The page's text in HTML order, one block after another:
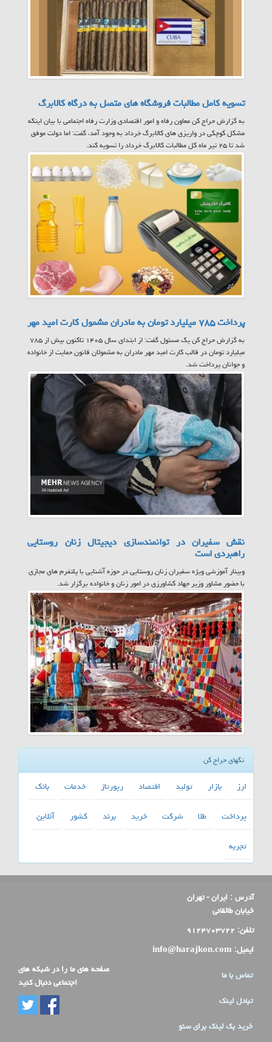
تسویه کامل مطالبات فروشگاه های متصل به درگاه کالابرگ
به گزارش حراج کن معاون رفاه و امور اقتصادی وزارت رفاه اجتماعی با بیان اینکه
مشکل کوچکی در واریزی های کالابرگ خرداد به وجود آمد، گفت: اما دولت موفق
شد تا ۲۵ تیر ماه کل مطالبات کالابرگ خرداد را تسویه کند.
پرداخت ۷۸۵ میلیارد تومان به مادران مشمول کارت امید مهر
به گزارش حراج کن یک مسئول گفت: از ابتدای سال ۱۴۰۵ تاکنون بیش از ۷۸۵
میلیارد تومان در قالب کارت امید مهر مادران به مشمولان قانون حمایت از خانواده
و جوانان پرداخت شد.
نقش سفیران در توانمندسازی دیجیتال زنان روستایی
راهبردی است
وبینار آموزشی ویژه سفیران زنان روستایی در حوزه آشنایی با پلتفرم های مجازی
با حضور مشاور وزیر جهاد کشاورزی در امور زنان و خانواده برگزار شد.
تگهای حراج کن
ارز بازار تولید اقتصاد رپورتاژ خدمات
بانك
پرداخت
طلا شركت خرید برند كشور
آنلاین
تجربه
آدرس : ایران - تهران
خیابان طالقانی
تلفن: ۹۱۲۴۷۰۳۷۲۲
ایمیل: info@harajkon.com
تماس با ما
تبادل لینک
خرید بک لینک برای سئو
صفحه های ما را در شبکه های
اجتماعی دنبال کنید